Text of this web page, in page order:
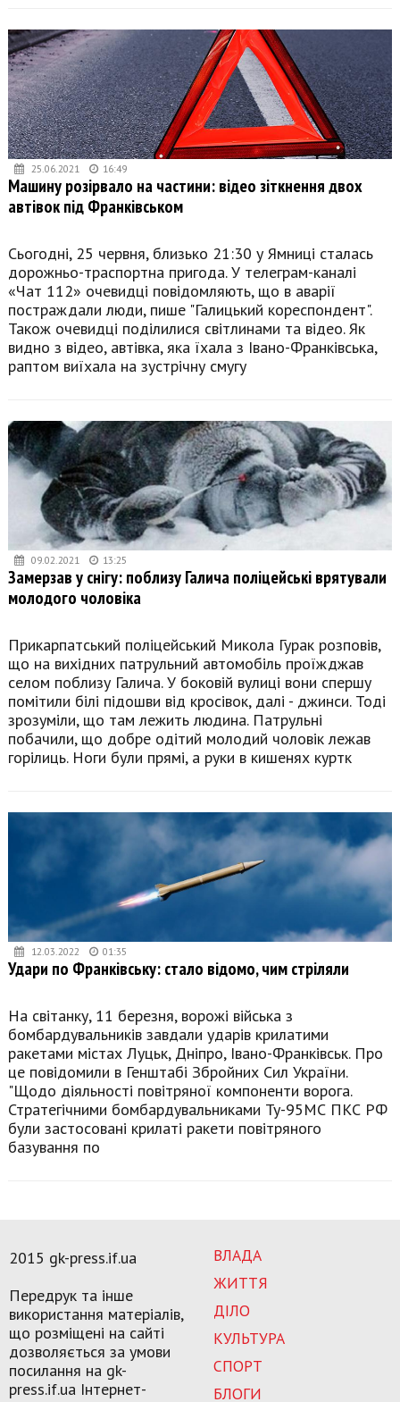
25.06.2021 16:49
Машину розірвало на частини: відео зіткнення двох
автівок під Франківськом
Сьогодні, 25 червня, близько 21:30 у Ямниці сталась
дорожньо-траспортна пригода. У телеграм-каналі
«Чат 112» очевидці повідомляють, що в аварії
постраждали люди, пише "Галицький кореспондент".
Також очевидці поділилися світлинами та відео. Як
видно з відео, автівка, яка їхала з Івано-Франківська,
раптом виїхала на зустрічну смугу
09.02.2021 13:25
Замерзав у снігу: поблизу Галича поліцейські врятували
молодого чоловіка
Прикарпатський поліцейський Микола Гурак розповів,
що на вихідних патрульний автомобіль проїжджав
селом поблизу Галича. У боковій вулиці вони спершу
помітили білі підошви від кросівок, далі - джинси. Тоді
зрозуміли, що там лежить людина. Патрульні
побачили, що добре одітий молодий чоловік лежав
горілиць. Ноги були прямі, а руки в кишенях куртк
12.03.2022 01:35
Удари по Франківську: стало відомо, чим стріляли
На світанку, 11 березня, ворожі війська з
бомбардувальників завдали ударів крилатими
ракетами містах Луцьк, Дніпро, Івано-Франківськ. Про
це повідомили в Генштабі Збройних Сил України.
"Щодо діяльності повітряної компоненти ворога.
Стратегічними бомбардувальниками Ту-95МС ПКС РФ
були застосовані крилаті ракети повітряного
базування по
ВЛАДА
ЖИТТЯ
ДІЛО
КУЛЬТУРА
СПОРТ
БЛОГИ
2015 gk-press.if.ua
Передрук та інше
використання матеріалів,
що розміщені на сайті
дозволяється за умови
посилання на gk-
press.if.ua Інтернет-